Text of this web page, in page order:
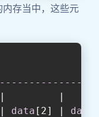
存当中，这些元
|
data [2] | data